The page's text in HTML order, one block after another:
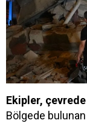
Ekipler,
Bölgede